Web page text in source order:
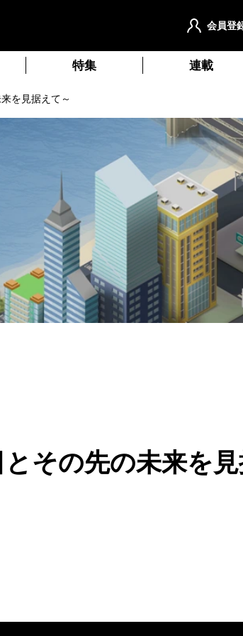
会員登
特集 連載
を見据えて～
その先の未来を